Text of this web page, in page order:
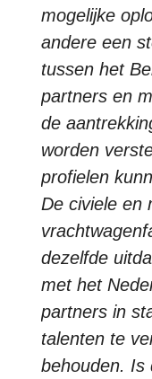
mogelijke
andere een
tussen het
partners en
de
worden
profielen
De civiele en
dezelfde
met het
partners in
talenten te
behouden. Is